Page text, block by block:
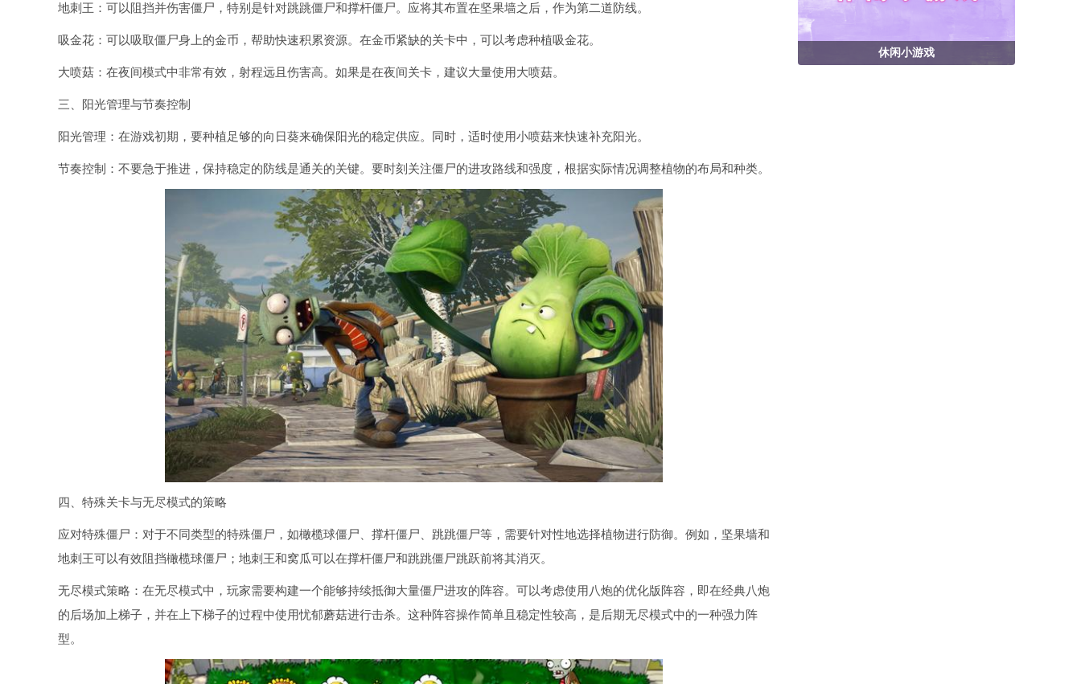
地刺王：可以阻挡并伤害僵尸，特别是针对跳跳僵尸和撑杆僵尸。应将其布置在坚果墙之后，作为第二道防线。
吸金花：可以吸取僵尸身上的金币，帮助快速积累资源。在金币紧缺的关卡中，可以考虑种植吸金花。
大喷菇：在夜间模式中非常有效，射程远且伤害高。如果是在夜间关卡，建议大量使用大喷菇。
三、阳光管理与节奏控制
阳光管理：在游戏初期，要种植足够的向日葵来确保阳光的稳定供应。同时，适时使用小喷菇来快速补充阳光。
节奏控制：不要急于推进，保持稳定的防线是通关的关键。要时刻关注僵尸的进攻路线和强度，根据实际情况调整植物的布局和种类。
四、特殊关卡与无尽模式的策略
应对特殊僵尸：对于不同类型的特殊僵尸，如橄榄球僵尸、撑杆僵尸、跳跳僵尸等，需要针对性地选择植物进行防御。例如，坚果墙和
地刺王可以有效阻挡橄榄球僵尸；地刺王和窝瓜可以在撑杆僵尸和跳跳僵尸跳跃前将其消灭。
无尽模式策略：在无尽模式中，玩家需要构建一个能够持续抵御大量僵尸进攻的阵容。可以考虑使用八炮的优化版阵容，即在经典八炮
的后场加上梯子，并在上下梯子的过程中使用忧郁蘑菇进行击杀。这种阵容操作简单且稳定性较高，是后期无尽模式中的一种强力阵
型。
休闲小游戏